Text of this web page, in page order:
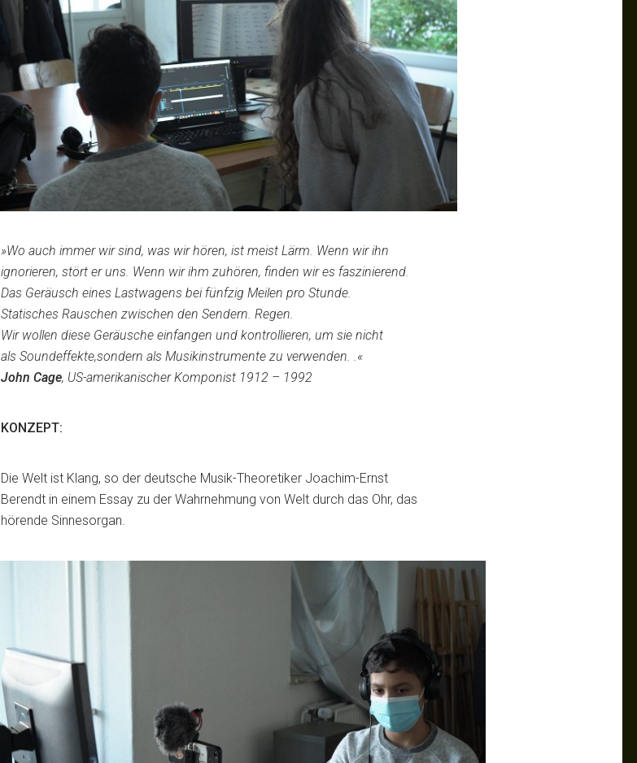
»Wo auch immer wir sind, was wir hören, ist meist Lärm. Wenn wir ihn
ignorieren, stört er uns. Wenn wir ihm zuhören, finden wir es faszinierend.
Das Geräusch eines Lastwagens bei fünfzig Meilen pro Stunde.
Statisches Rauschen zwischen den Sendern. Regen.
Wir wollen diese Geräusche einfangen und kontrollieren, um sie nicht
als Soundeffekte,sondern als Musikinstrumente zu verwenden. .«
John Cage, US-amerikanischer Komponist 1912 – 1992
KONZEPT:
Die Welt ist Klang, so der deutsche Musik-Theoretiker Joachim-Ernst
Berendt in einem Essay zu der Wahrnehmung von Welt durch das Ohr, das
hörende Sinnesorgan.